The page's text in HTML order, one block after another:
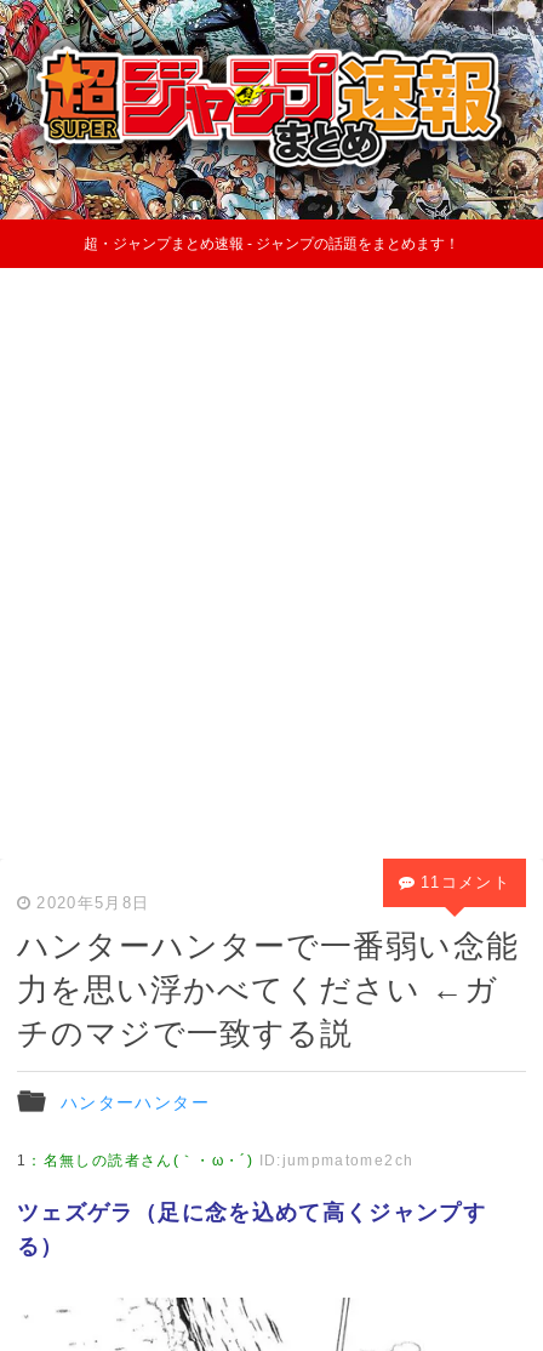
超・ジャンプまとめ速報 - ジャンプの話題をまとめます！
2020年5月8日
ハンターハンターで一番弱い念能
力を思い浮かべてください ←ガ
チのマジで一致する説
ハンターハンター
11コメント
1 ： 名無しの読者さん(｀・ω・´) ID:jumpmatome2ch
ツェズゲラ（足に念を込めて高くジャンプす
る）